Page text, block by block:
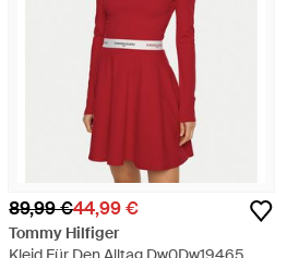
89,99 €44,99 €
Tommy Hilfiger